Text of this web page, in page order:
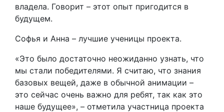
владела. Говорит – этот опыт пригодится в
будущем.
Софья и Анна – лучшие ученицы проекта.
«Это было достаточно неожиданно узнать, что
мы стали победителями. Я считаю, что знания
базовых вещей, даже в обычной анимации –
это сейчас очень важно для ребят, так как это
наше будущее», – отметила участница проекта